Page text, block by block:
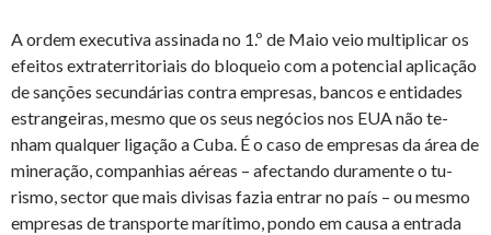
A ordem exe­cu­tiva as­si­nada no 1.º de Maio veio mul­ti­plicar os
efeitos ex­tra­ter­ri­to­riais do blo­queio com a po­ten­cial apli­cação
de san­ções se­cun­dá­rias contra em­presas, bancos e en­ti­dades
es­tran­geiras, mesmo que os seus ne­gó­cios nos EUA não te­
nham qual­quer li­gação a Cuba. É o caso de em­presas da área de
mi­ne­ração, com­pa­nhias aé­reas – afec­tando du­ra­mente o tu­
rismo, sector que mais di­visas fazia en­trar no país – ou mesmo
em­presas de trans­porte ma­rí­timo, pondo em causa a en­trada